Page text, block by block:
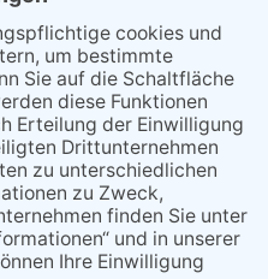
schlägt hohe
50 Wochen
18 Wochen
29 Wochen